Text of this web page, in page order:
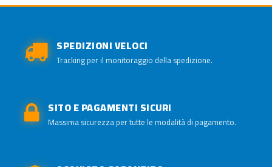
SPEDIZIONI VELOCI
Tracking per il monitoraggio della spedizione.
SITO E PAGAMENTI SICURI
Massima sicurezza per tutte le modalità di pagamento.